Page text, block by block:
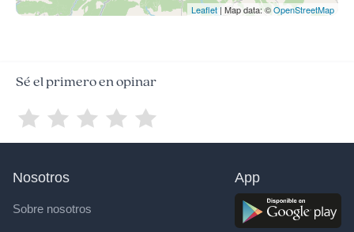
Leaflet | Map data: ©OpenStreetMap
Sé el primero en opinar
Nosotros
Sobre nosotros
App